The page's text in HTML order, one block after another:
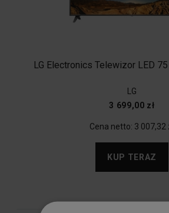
LG Electronics Telewizor LED
LG
3 699,00 zł
Cena netto: 3 007,32
KUP TERAZ